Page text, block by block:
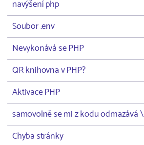
navýšení php
Soubor .env
Nevykonává se PHP
QR knihovna v PHP?
Aktivace PHP
samovolně se mi z kodu odmazává \
Chyba stránky